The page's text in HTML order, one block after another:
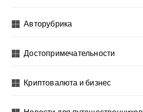
Авторубрика
Достопримечательности
Криптовалюта и бизнес